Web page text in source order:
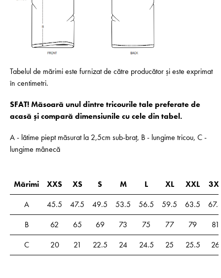
Tabelul de mărimi este furnizat de către producător și este exprimat
în centimetri.
SFAT! Măsoară unul dintre tricourile tale preferate de
acasă și compară dimensiunile cu cele din tabel.
A - lătime piept măsurat la 2,5cm sub-braț, B - lungime tricou, C -
lungime mânecă
Mărimi XXS XS S M L XL XXL
A
45.5 47.5 49.5 53.5 56.5 59.5 63.5
B
62 65 69 73 75 77 79
81
C
20 21 22.5 24 24.5 25 25.5 26